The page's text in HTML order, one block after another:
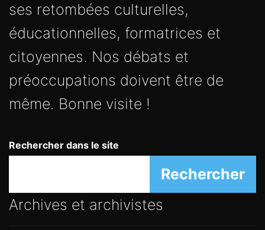
ses retombées culturelles,
éducationnelles, formatrices et
citoyennes. Nos débats et
préoccupations doivent être de
même. Bonne visite !
Rechercher dans le site
Rechercher
Archives et archivistes